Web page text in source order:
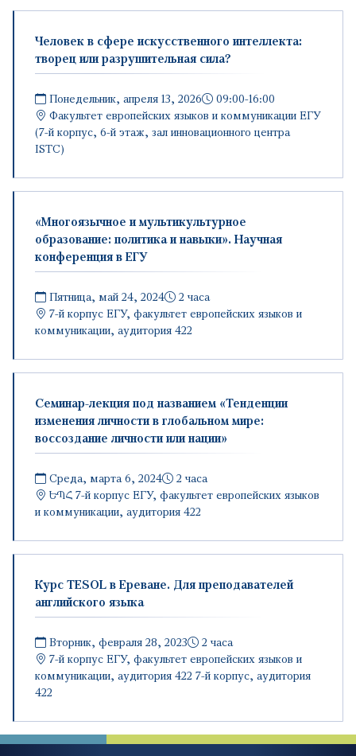
Человек в сфере искусственного интеллекта:
творец или разрушительная сила?
Понедельник, апреля 13, 2026
09։00-16։00
Факультет европейских языков и коммуникации ЕГУ
(7-й корпус, 6-й этаж, зал инновационного центра
ISTC)
«Многоязычное и мультикультурное
образование: политика и навыки». Научная
конференция в ЕГУ
Пятница, май 24, 2024
2 часа
7-й корпус ЕГУ, факультет европейских языков и
коммуникации, аудитория 422
Семинар-лекция под названием «Тенденции
изменения личности в глобальном мире:
воссоздание личности или нации»
Среда, марта 6, 2024
2 часа
ԵՊՀ 7-й корпус ЕГУ, факультет европейских языков
и коммуникации, аудитория 422
Курс TESOL в Ереване. Для преподавателей
английского языка
Вторник, февраля 28, 2023
2 часа
7-й корпус ЕГУ, факультет европейских языков и
коммуникации, аудитория 422 7-й корпус, аудитория
422